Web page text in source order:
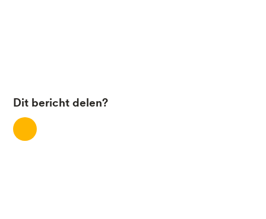
Dit bericht delen?